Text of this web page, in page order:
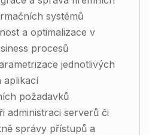
systémů
a optimalizace v
procesů
jednotlivých
aplikací
požadavků
administraci serverů či
správy přístupů a